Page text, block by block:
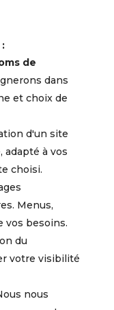
de
dans
et choix de
d'un site
à vos
choisi.
Menus,
vos besoins.
du
votre visibilité
nous